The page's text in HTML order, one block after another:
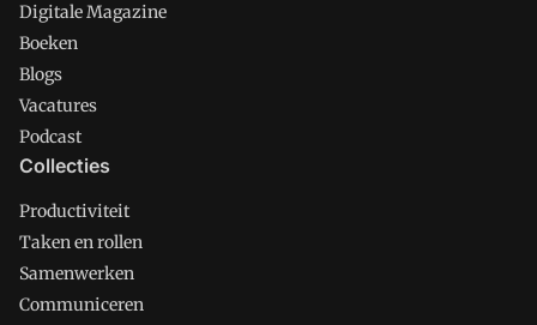
Digitale Magazine
Boeken
Blogs
Vacatures
Podcast
Collecties
Productiviteit
Taken en rollen
Samenwerken
Communiceren